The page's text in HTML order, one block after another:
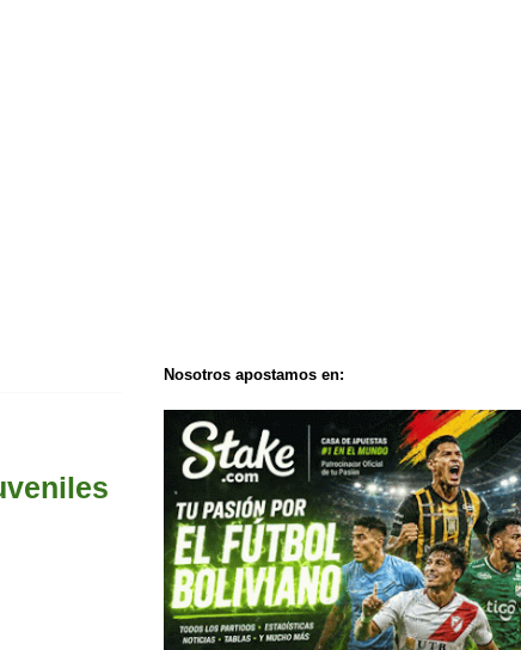
Nosotros apostamos en: